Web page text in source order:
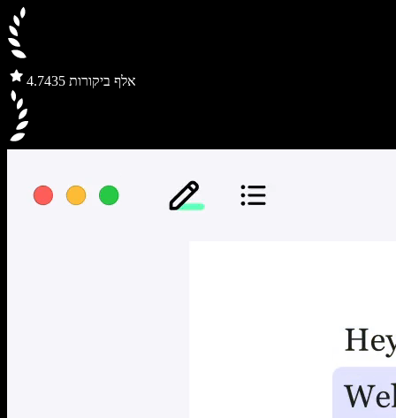
4.7 435 אלף ביקורות